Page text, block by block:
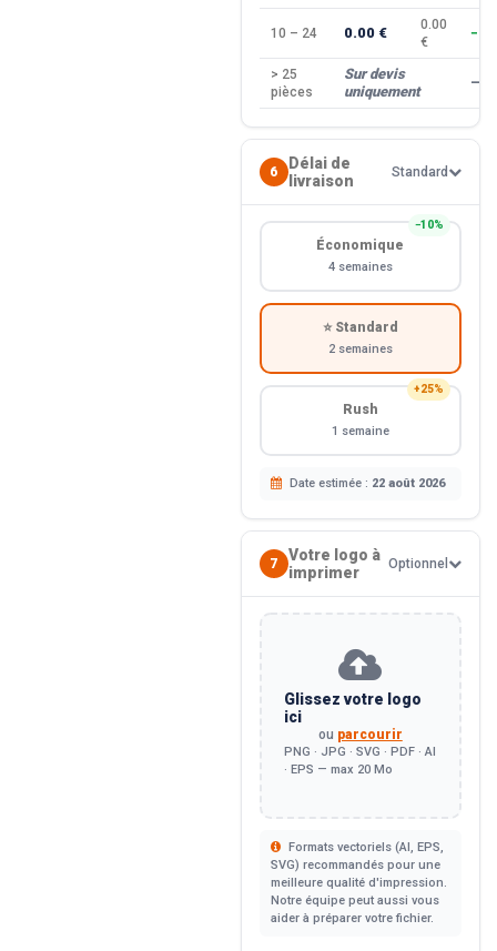
10 – 24 0.00 €
0.00
€
> 25
pièces
Sur devis
uniquement
—
6
Délai de
livraison
Standard
−10%
Économique
4 semaines
⭐ Standard
2 semaines
+25%
Rush
1 semaine
Date estimée : 22 août 2026
7
Votre logo à
imprimer
Optionnel
Glissez votre logo
ici
ou parcourir
PNG · JPG · SVG · PDF · AI
· EPS — max 20 Mo
Formats vectoriels (AI, EPS,
SVG) recommandés pour une
meilleure qualité d'impression.
Notre équipe peut aussi vous
aider à préparer votre fichier.